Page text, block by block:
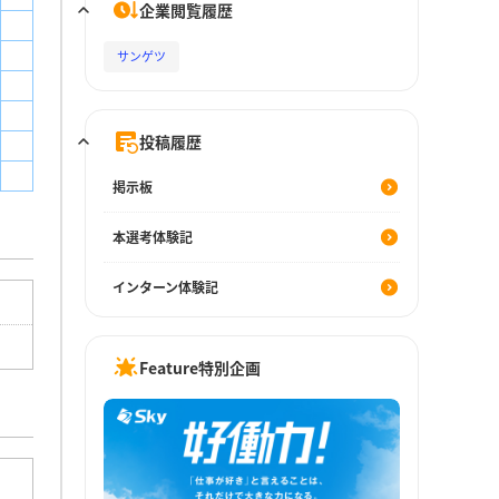
企業閲覧履歴
サンゲツ
投稿履歴
掲示板
本選考体験記
インターン体験記
Feature特別企画